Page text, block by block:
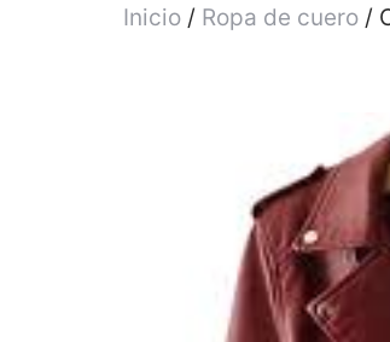
Inicio / Ropa de cuero /